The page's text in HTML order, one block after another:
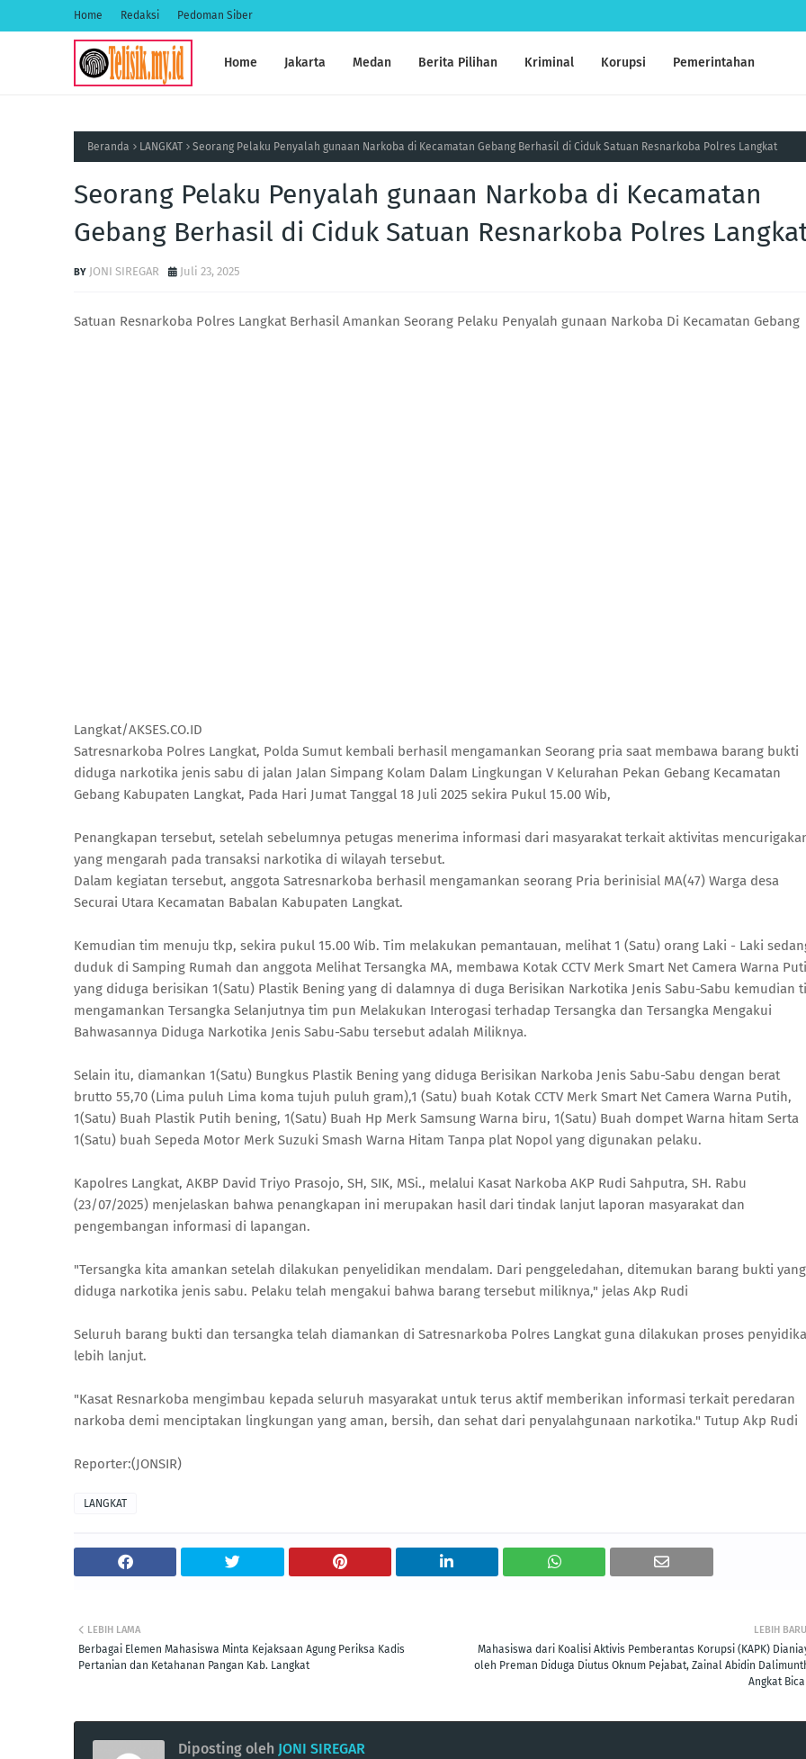
Home Redaksi Pedoman Siber
Home Jakarta Medan Berita Pilihan Kriminal Korupsi Pemerintahan
Beranda LANGKAT Seorang Pelaku Penyalah gunaan Narkoba di Kecamatan Gebang Berhasil di Ciduk Satuan Resnarkoba Polres Langkat
Seorang Pelaku Penyalah gunaan Narkoba di Kecamatan
Gebang Berhasil di Ciduk Satuan Resnarkoba Polres
JONI SIREGAR Juli 23, 2025
Satuan Resnarkoba Polres Langkat Berhasil Amankan Seorang Pelaku Penyalah gunaan Narkoba Di Kecamatan Gebang
Langkat/AKSES.CO.ID
Satresnarkoba Polres Langkat, Polda Sumut kembali berhasil mengamankan Seorang pria saat membawa barang bukti
diduga narkotika jenis sabu di jalan Jalan Simpang Kolam Dalam Lingkungan V Kelurahan Pekan Gebang Kecamatan
Gebang Kabupaten Langkat, Pada Hari Jumat Tanggal 18 Juli 2025 sekira Pukul 15.00 Wib,
Penangkapan tersebut, setelah sebelumnya petugas menerima informasi dari masyarakat terkait aktivitas
yang mengarah pada transaksi narkotika di wilayah tersebut.
Dalam kegiatan tersebut, anggota Satresnarkoba berhasil mengamankan seorang Pria berinisial MA(47) Warga desa
Securai Utara Kecamatan Babalan Kabupaten Langkat.
Kemudian tim menuju tkp, sekira pukul 15.00 Wib. Tim melakukan pemantauan, melihat 1 (Satu) orang Laki - Laki
duduk di Samping Rumah dan anggota Melihat Tersangka MA, membawa Kotak CCTV Merk Smart Net Camera Warna
yang diduga berisikan 1(Satu) Plastik Bening yang di dalamnya di duga Berisikan Narkotika Jenis Sabu-Sabu kemudian
mengamankan Tersangka Selanjutnya tim pun Melakukan Interogasi terhadap Tersangka dan Tersangka Mengakui
Bahwasannya Diduga Narkotika Jenis Sabu-Sabu tersebut adalah Miliknya.
Selain itu, diamankan 1(Satu) Bungkus Plastik Bening yang diduga Berisikan Narkoba Jenis Sabu-Sabu dengan berat
brutto 55,70 (Lima puluh Lima koma tujuh puluh gram),1 (Satu) buah Kotak CCTV Merk Smart Net Camera Warna Putih,
1(Satu) Buah Plastik Putih bening, 1(Satu) Buah Hp Merk Samsung Warna biru, 1(Satu) Buah dompet Warna hitam Serta
1(Satu) buah Sepeda Motor Merk Suzuki Smash Warna Hitam Tanpa plat Nopol yang digunakan pelaku.
Kapolres Langkat, AKBP David Triyo Prasojo, SH, SIK, MSi., melalui Kasat Narkoba AKP Rudi Sahputra, SH. Rabu
(23/07/2025) menjelaskan bahwa penangkapan ini merupakan hasil dari tindak lanjut laporan masyarakat dan
pengembangan informasi di lapangan.
"Tersangka kita amankan setelah dilakukan penyelidikan mendalam. Dari penggeledahan, ditemukan barang bukti yang
diduga narkotika jenis sabu. Pelaku telah mengakui bahwa barang tersebut miliknya," jelas Akp Rudi
Seluruh barang bukti dan tersangka telah diamankan di Satresnarkoba Polres Langkat guna dilakukan proses
lebih lanjut.
"Kasat Resnarkoba mengimbau kepada seluruh masyarakat untuk terus aktif memberikan informasi terkait peredaran
narkoba demi menciptakan lingkungan yang aman, bersih, dan sehat dari penyalahgunaan narkotika." Tutup Akp Rudi
Reporter:(JONSIR)
LANGKAT
LEBIH BARU
Mahasiswa dari Koalisi Aktivis Pemberantas Korupsi (KAPK)
oleh Preman Diduga Diutus Oknum Pejabat, Zainal Abidin
Angkat
LEBIH LAMA
Berbagai Elemen Mahasiswa Minta Kejaksaan Agung Periksa Kadis
Pertanian dan Ketahanan Pangan Kab. Langkat
Diposting oleh JONI SIREGAR